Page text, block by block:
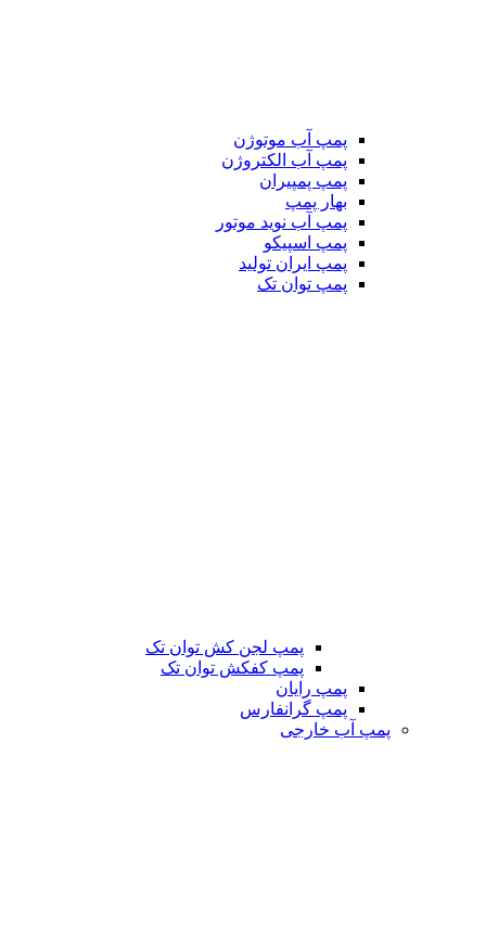
پمپ آب موتوژن
پمپ آب الکتروژن
پمپ پمپیران
بهار پمپ
پمپ آب نوید موتور
پمپ اسپیکو
پمپ ایران تولید
پمپ توان تک
پمپ لجن کش توان تک
پمپ کفکش توان تک
پمپ رایان
پمپ گرانفارس
پمپ آب خارجی